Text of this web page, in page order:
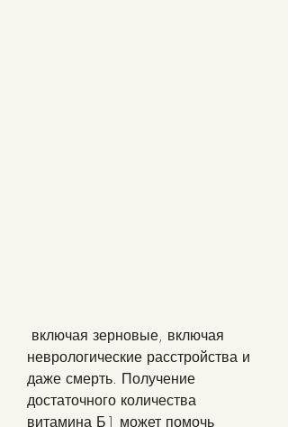
неврологические расстройства и
даже смерть. Получение
достаточного количества
витамина Б1 может помочь